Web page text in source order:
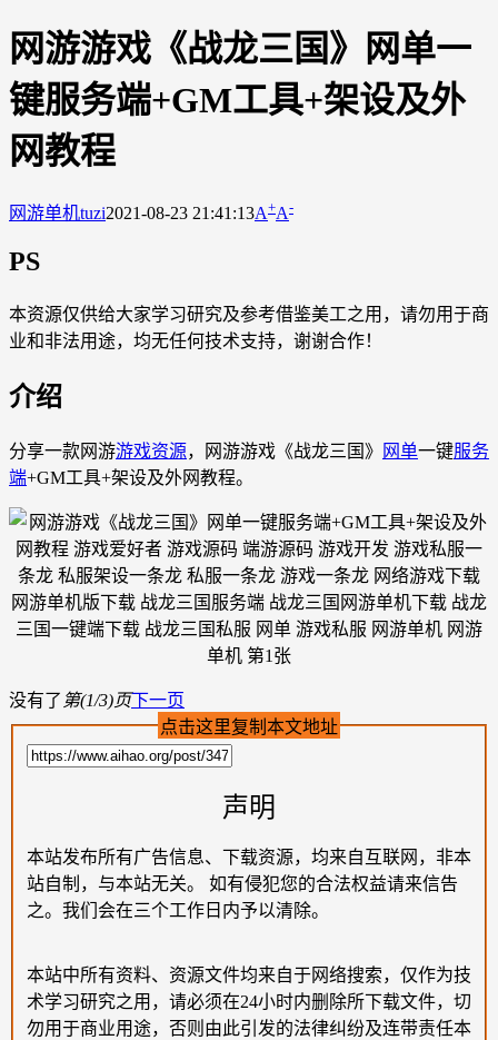
网游游戏《战龙三国》网单一
键服务端+GM工具+架设及外
网教程
网游单机tuzi2021-08-23 21:41:13A+A-
PS
本资源仅供给大家学习研究及参考借鉴美工之用，请勿用于商
业和非法用途，均无任何技术支持，谢谢合作！
介绍
分享一款网游游戏资源，网游游戏《战龙三国》 网单一键服务
端+GM工具+架设及外网教程。
没有了 第(1/3)页下一页
点击这里复制本文地址
声明
本站发布所有广告信息、下载资源，均来自互联网，非本
站自制，与本站无关。 如有侵犯您的合法权益请来信告
之。我们会在三个工作日内予以清除。
本站中所有资料、资源文件均来自于网络搜索，仅作为技
术学习研究之用，请必须在24小时内删除所下载文件，切
勿用于商业用途，否则由此引发的法律纠纷及连带责任本